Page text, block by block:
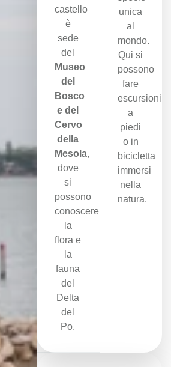
castello
è
sede
del
Museo
del
Bosco
e del
Cervo
della
Mesola,
dove
si
possono
conoscere
la
flora e
la
fauna
del
Delta
del
Po.
unica
al
mondo.
Qui si
possono
fare
escursioni
a
piedi
o in
bicicletta
immersi
nella
natura.